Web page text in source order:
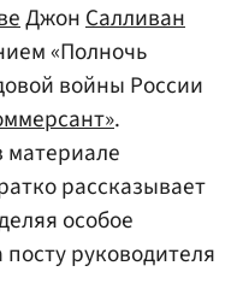
ДжонСалливан
«Полночь
войны России
.
рассказывает
особое
руководителя